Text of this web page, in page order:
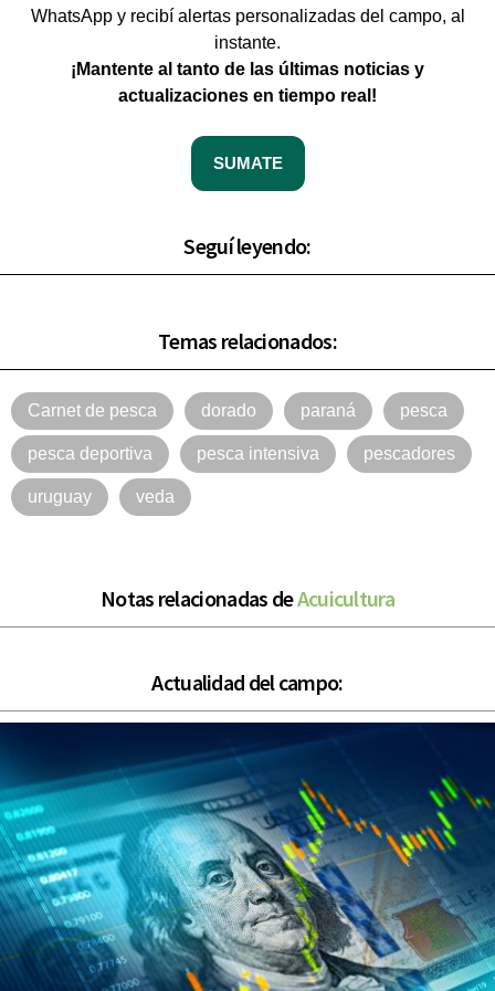
WhatsApp y recibí alertas personalizadas del campo, al
instante.
¡Mantente al tanto de las últimas noticias y
actualizaciones en tiempo real!
SUMATE
Seguí leyendo:
Temas relacionados:
Carnet de pesca dorado paraná pesca
pesca deportiva pesca intensiva pescadores
uruguay veda
Notas relacionadas deAcuicultura
Actualidad del campo: